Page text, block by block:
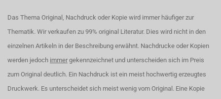
Das Thema Original, Nachdruck oder Kopie wird immer häufiger zur
Thematik. Wir verkaufen zu 99% original Literatur. Dies wird nicht in den
einzelnen Artikeln in der Beschreibung erwähnt. Nachdrucke oder Kopien
werden jedoch immer gekennzeichnet und unterscheiden sich im Preis
zum Original deutlich. Ein Nachdruck ist ein meist hochwertig erzeugtes
Druckwerk. Es unterscheidet sich meist wenig vom Original. Eine Kopie